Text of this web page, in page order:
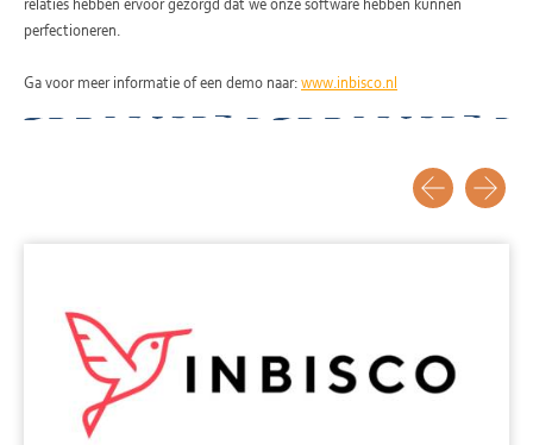
relaties hebben ervoor gezorgd dat we onze software hebben kunnen
perfectioneren.
Ga voor meer informatie of een demo naar: www.inbisco.nl